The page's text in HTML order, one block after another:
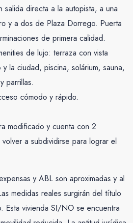
salida directa a la autopista, a una
y a dos de Plaza Dorrego. Puerta
de primera calidad.
de lujo: terraza con vista
la ciudad, piscina, solárium, sauna,
parrillas.
cómodo y rápido.
modificado y cuenta con 2
a subdividirse para lograr el
y ABL son aproximadas y al
medidas reales surgirán del título
Esta vivienda SI/NO se encuentra